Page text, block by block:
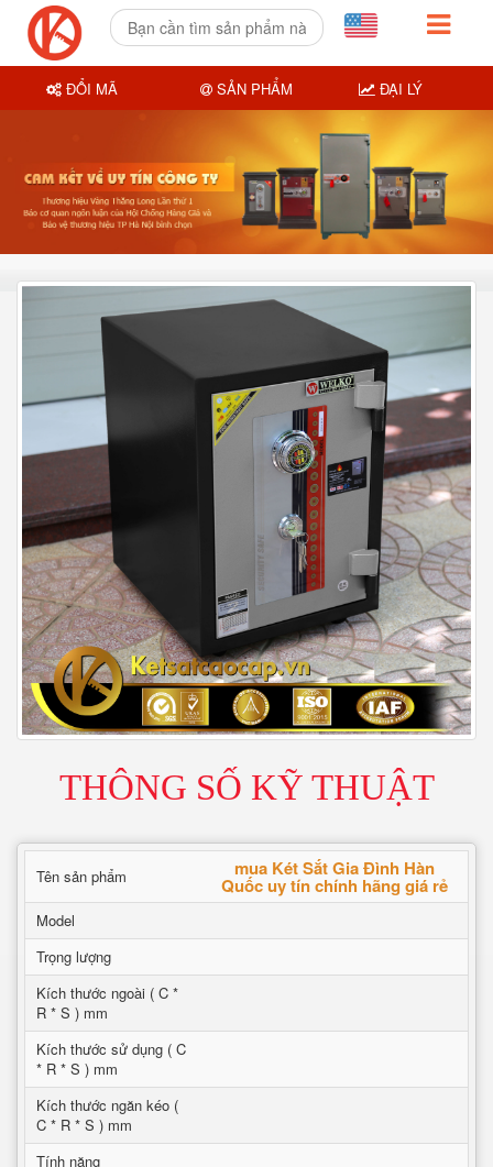
THÔNG SỐ KỸ THUẬT
Tên sản phẩm mua Két Sắt Gia Đình Hàn
Quốc uy tín chính hãng giá rẻ
Model
Trọng lượng
Kích thước ngoài ( C *
R * S ) mm
Kích thước sử dụng ( C
* R * S ) mm
Kích thước ngăn kéo (
C * R * S ) mm
Tính năng
ĐỔI MÃ SẢN PHẨM ĐẠI LÝ